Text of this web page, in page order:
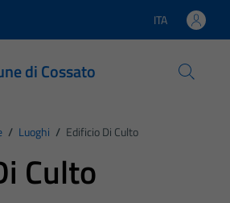
Lingua attiva:
ITA
di Cossato
/ Luoghi / Edificio Di Culto
Culto